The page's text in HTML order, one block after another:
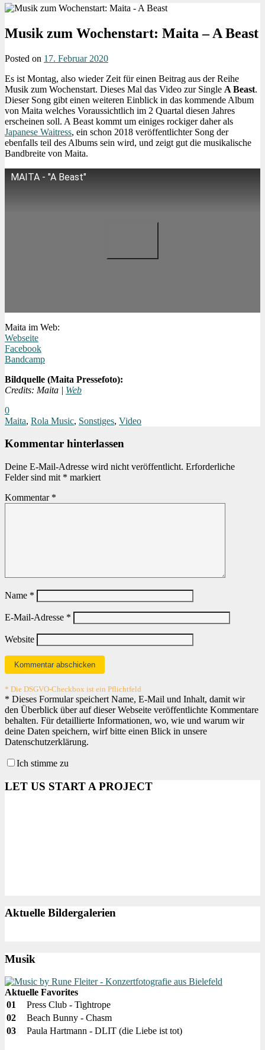
Musik zum Wochenstart: Maita – A Beast
Posted on 17. Februar 2020
Es ist Montag, also wieder Zeit für einen Beitrag aus der Reihe
Musik zum Wochenstart. Dieses Mal das Video zur Single A Beast.
Dieser Song gibt einen weiteren Einblick in das kommende Album
von Maita welches Voraussichtlich im 2 Quartal diesen Jahres
erscheinen soll. A Beast kommt um einiges rockiger daher als
Japanese Waitress, ein schon 2018 veröffentlichter Song der
ebenfalls teil des Albums sein wird, und zeigt gut die musikalische
Bandbreite von Maita.
MAITA - "A Beast"
Maita im Web:
Webseite
Facebook
Bandcamp
Bildquelle (Maita Pressefoto):
Credits: Maita | Web
0
Maita, Rola Music, Sonstiges, Video
Kommentar hinterlassen
Deine E-Mail-Adresse wird nicht veröffentlicht. Erforderliche
Felder sind mit * markiert
Kommentar *
Name *
E-Mail-Adresse *
Website
* Die DSGVO-Checkbox ist ein Pflichtfeld
* Dieses Formular speichert Name, E-Mail und Inhalt, damit wir
den Überblick über auf dieser Webseite veröffentlichte Kommentare
behalten. Für detaillierte Informationen, wo, wie und warum wir
deine Daten speichern, wirf bitte einen Blick in unsere
Datenschutzerklärung.
Ich stimme zu
LET US START A PROJECT
Aktuelle Bildergalerien
Musik
Aktuelle Favorites
01
Press Club - Tightrope
02
Beach Bunny - Chasm
03
Paula Hartmann - DLIT (die Liebe ist tot)